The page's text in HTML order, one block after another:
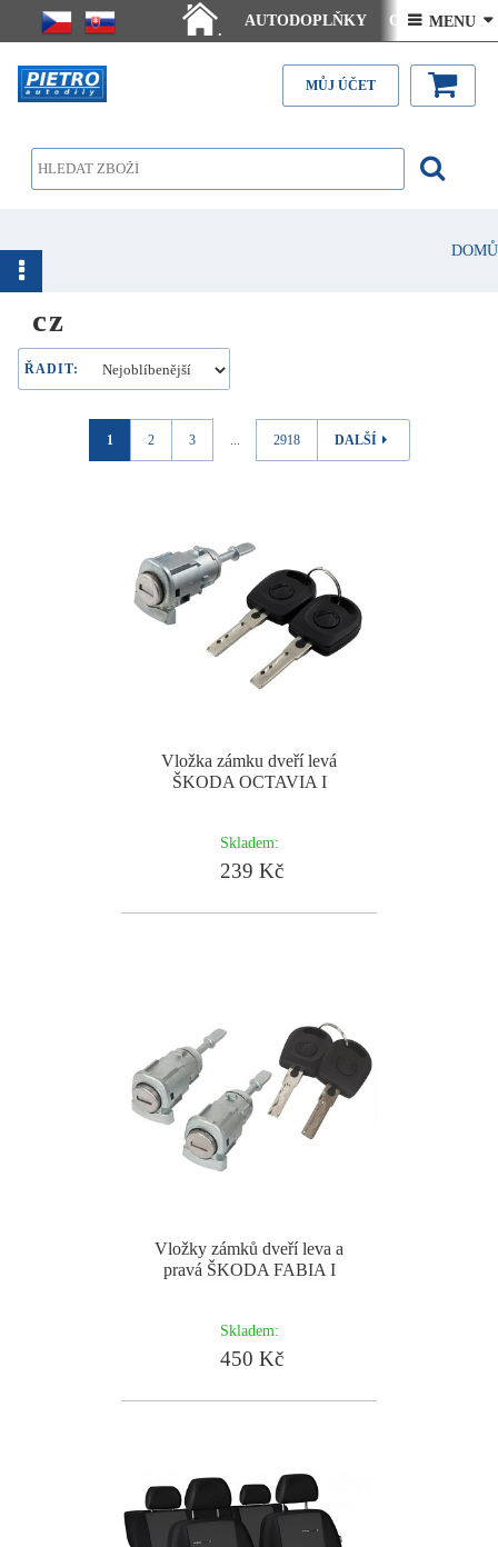
.
AUTODOPLŇKY Ceny doručení
Články - návody Kontakt
 MENU 
MŮJ ÚČET
DOMŮ
cz
ŘADIT:
1 2 3 ... 2918 DALŠÍ
Vložka zámku dveří levá
ŠKODA OCTAVIA I
Skladem:
239 Kč
Vložky zámků dveří leva a
pravá ŠKODA FABIA I
Skladem:
450 Kč